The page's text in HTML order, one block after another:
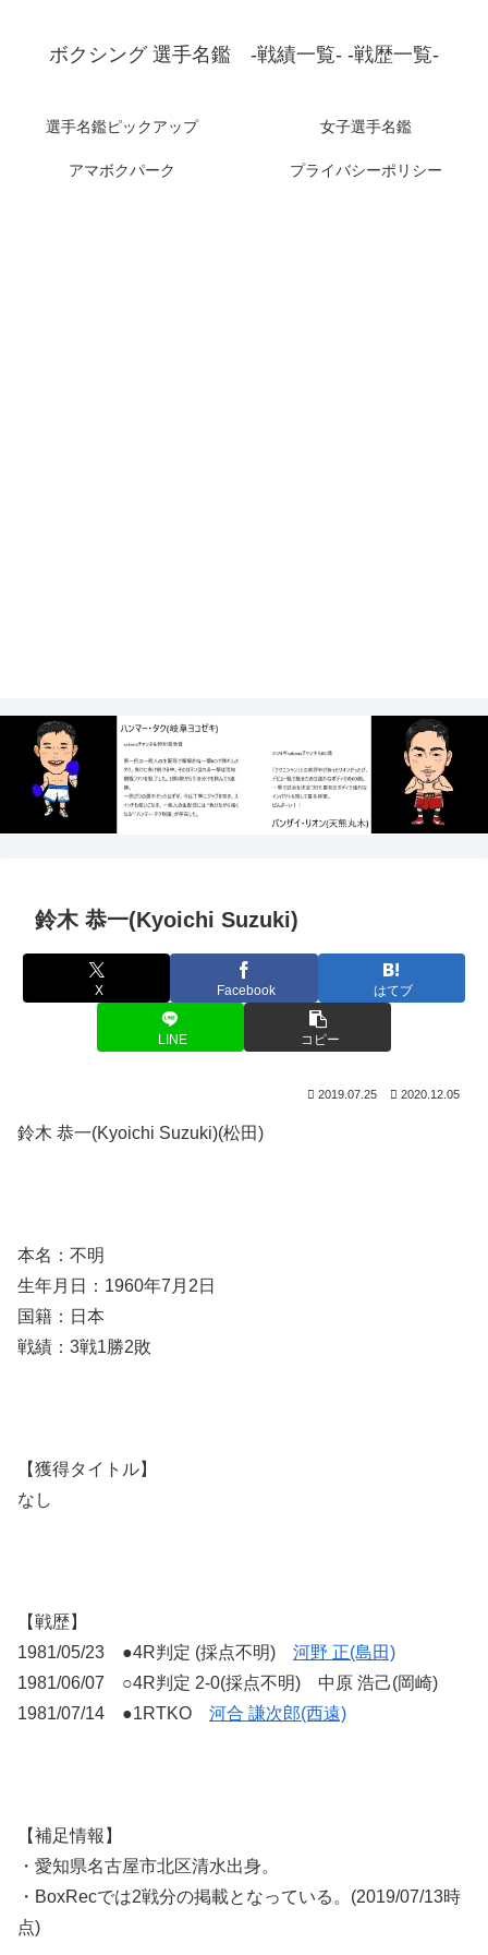
ボクシング 選手名鑑 -戦績一覧- -戦歴一覧-
選手名鑑ピックアップ 女子選手名鑑
アマボクパーク プライバシーポリシー
鈴木 恭一(Kyoichi Suzuki)
X Facebook はてブ
LINE コピー
2019.07.25 2020.12.05
鈴木 恭一(Kyoichi Suzuki)(松田)
本名：不明
生年月日：1960年7月2日
国籍：日本
戦績：3戦1勝2敗
【獲得タイトル】
なし
【戦歴】
1981/05/23 ●4R判定 (採点不明) 河野 正(島田)
1981/06/07 ○4R判定 2-0(採点不明) 中原 浩己(岡崎)
1981/07/14 ●1RTKO 河合 謙次郎(西遠)
【補足情報】
・愛知県名古屋市北区清水出身。
・BoxRecでは2戦分の掲載となっている。(2019/07/13時
点)